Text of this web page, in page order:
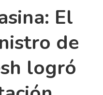
El
de
logró